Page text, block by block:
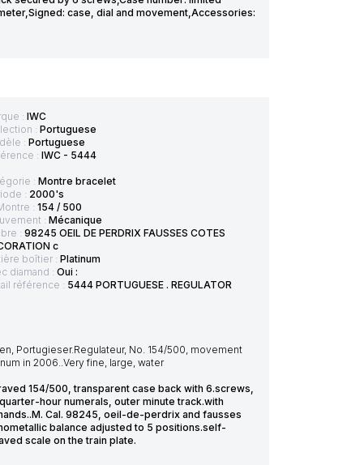
case, dial and movement,Accessories:
: IWC
: Portuguese
: Portuguese
: IWC - 5444
: Montre bracelet
: 2000's
: 154 / 500
: Mécanique
: 98245 OEIL DE PERDRIX FAUSSES COTES
c
boîtier : Platinum
diamand : Oui :
référence : 5444 PORTUGUESE . REGULATOR
Portugieser.Regulateur, No. 154/500, movement
in 2006..Very fine, large, water
154/500, transparent case back with 6.screws,
hour numerals, outer minute track.with
Cal. 98245, oeil-de-perdrix and fausses
balance adjusted to 5 positions.self-
scale on the train plate.